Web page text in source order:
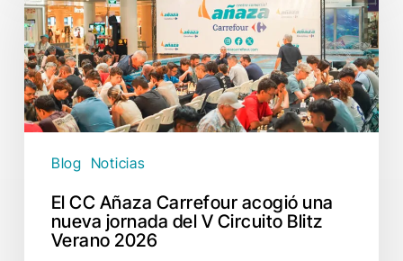
Añaza
Carrefour
acogió
una
nueva
jornada
Circuito
Verano
Blog Noticias
El CC Añaza Carrefour acogió una
nueva jornada del V Circuito Blitz
Verano 2026